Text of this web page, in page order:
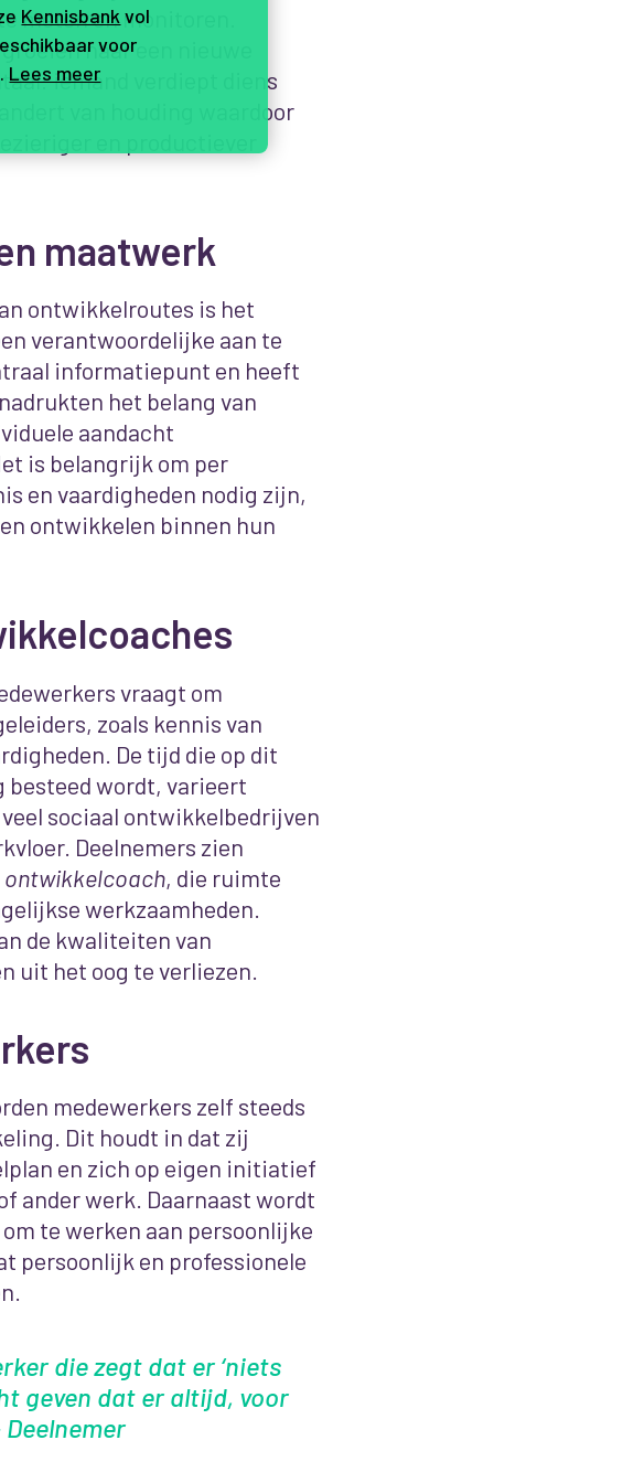
meten en monitoren.
naar een nieuwe
iemand verdiept diens
van houding waardoor
maatwerk
ontwikkelroutes is het
verantwoordelijke aan te
informatiepunt en heeft
het belang van
aandacht
is belangrijk om per
en vaardigheden nodig zijn,
ontwikkelen binnen hun
vraagt om
zoals kennis van
De tijd die op dit
besteed wordt, varieert
sociaal ontwikkelbedrijven
Deelnemers zien
ontwikkelcoach, die ruimte
werkzaamheden.
de kwaliteiten van
uit het oog te verliezen.
medewerkers zelf steeds
Dit houdt in dat zij
en zich op eigen initiatief
ander werk. Daarnaast wordt
te werken aan persoonlijke
persoonlijk en professionele
die zegt dat er ‘niets
geven dat er altijd, voor
Kennisbankvol
voor
Lees meer